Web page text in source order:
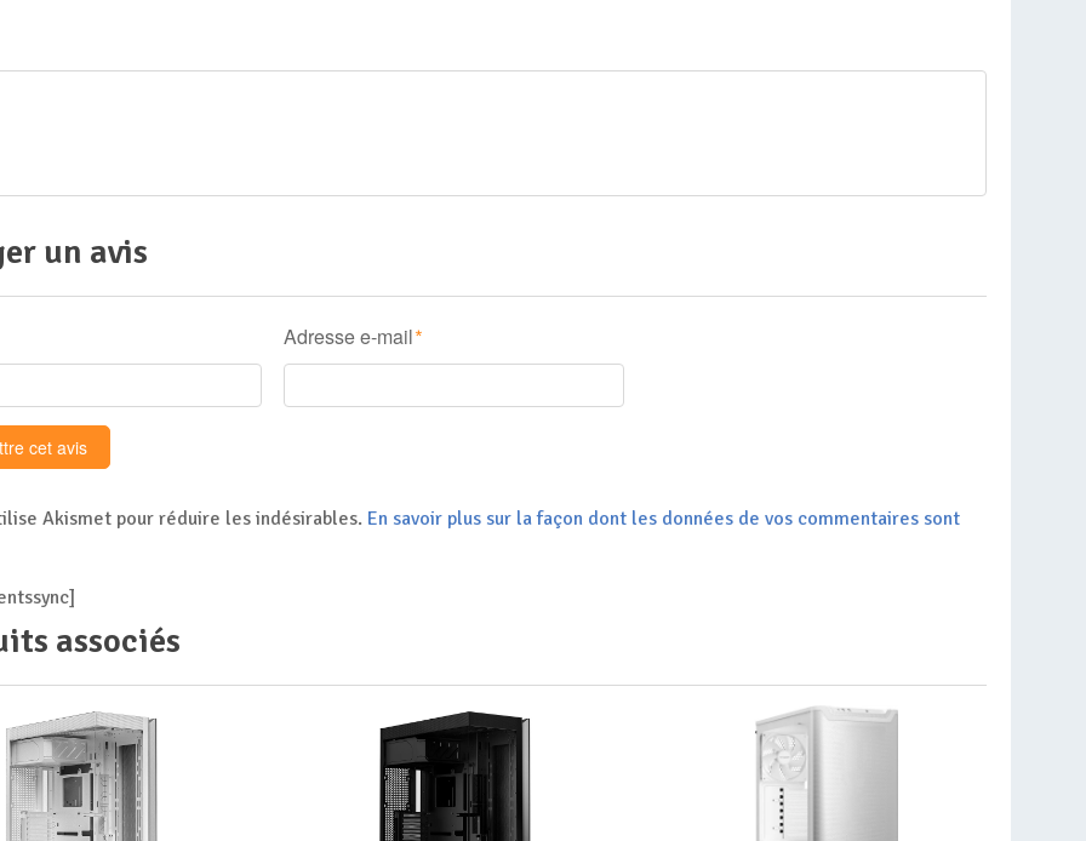
un avis
Adresse e-mail *
Akismet pour réduire les indésirables. En savoir plus sur la façon dont les données de vos commentaires sont
associés